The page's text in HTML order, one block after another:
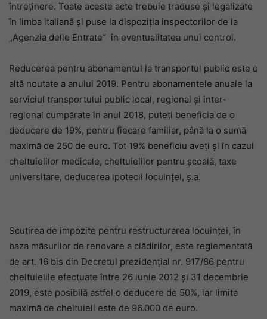
întreținere. Toate aceste acte trebuie traduse și legalizate
în limba italiană și puse la dispoziția inspectorilor de la
„Agenzia delle Entrate” în eventualitatea unui control.
Reducerea pentru abonamentul la transportul public este o
altă noutate a anului 2019. Pentru abonamentele anuale la
serviciul transportului public local, regional și inter-
regional cumpărate în anul 2018, puteți beneficia de o
deducere de 19%, pentru fiecare familiar, până la o sumă
maximă de 250 de euro. Tot 19% beneficiu aveți și în cazul
cheltuielilor medicale, cheltuielilor pentru școală, taxe
universitare, deducerea ipotecii locuinței, ș.a.
Scutirea de impozite pentru restructurarea locuinței, în
baza măsurilor de renovare a clădirilor, este reglementată
de art. 16 bis din Decretul prezidențial nr. 917/86 pentru
cheltuielile efectuate între 26 iunie 2012 și 31 decembrie
2019, este posibilă astfel o deducere de 50%, iar limita
maximă de cheltuieli este de 96.000 de euro.